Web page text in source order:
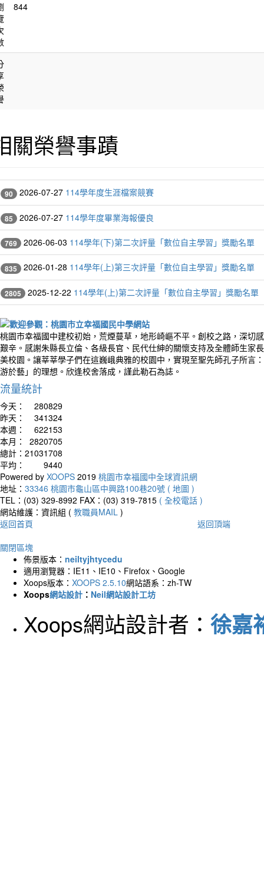
844
關榮譽事蹟
90 2026-07-27 114學年度生涯檔案競賽
85 2026-07-27 114學年度畢業海報優良
769 2026-06-03 114學年(下)第二次評量「數位自主學習」獎勵名單
835 2026-01-28 114學年(上)第三次評量「數位自主學習」獎勵名單
2805 2025-12-22 114學年(上)第二次評量「數位自主學習」獎勵名單
桃園市幸福國中建校初始，荒煙蔓草，地形崎嶇不平。創校之路，深切
艱辛。感謝朱縣長立倫、各級長官、民代仕紳的關懷支持及全體師生家
美校園。讓莘莘學子們在這巍峨典雅的校園中，實現至聖先師孔子所言
游於藝」的理想。欣逢校舍落成，謹此勒石為誌。
流量統計
今天：
280829
昨天：
341324
本週：
622153
本月：
2820705
總計： 21031708
平均：
9440
Powered by XOOPS 2019 桃園市幸福國中全球資訊網
地址： 33346 桃園市龜山區中興路100巷20號 ( 地圖 )
TEL：(03) 329-8992 FAX：(03) 319-7815 ( 全校電話 )
網站維護：資訊組 ( 教職員MAIL )
返回首頁
返回頂端
關閉區塊
佈景版本： neiltyjhtycedu
適用瀏覽器：IE11、IE10、Firefox、Google
Xoops版本： XOOPS 2.5.10網站語系：zh-TW
Xoops網站設計 ： Neil網站設計工坊
Xoops網站設計者： 徐嘉